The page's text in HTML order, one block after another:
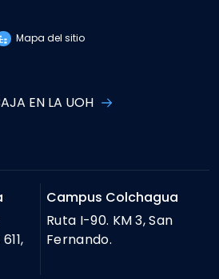
Mapa del sitio
EN LA UOH
Campus Colchagua
Ruta I-90. KM 3, San
Fernando.